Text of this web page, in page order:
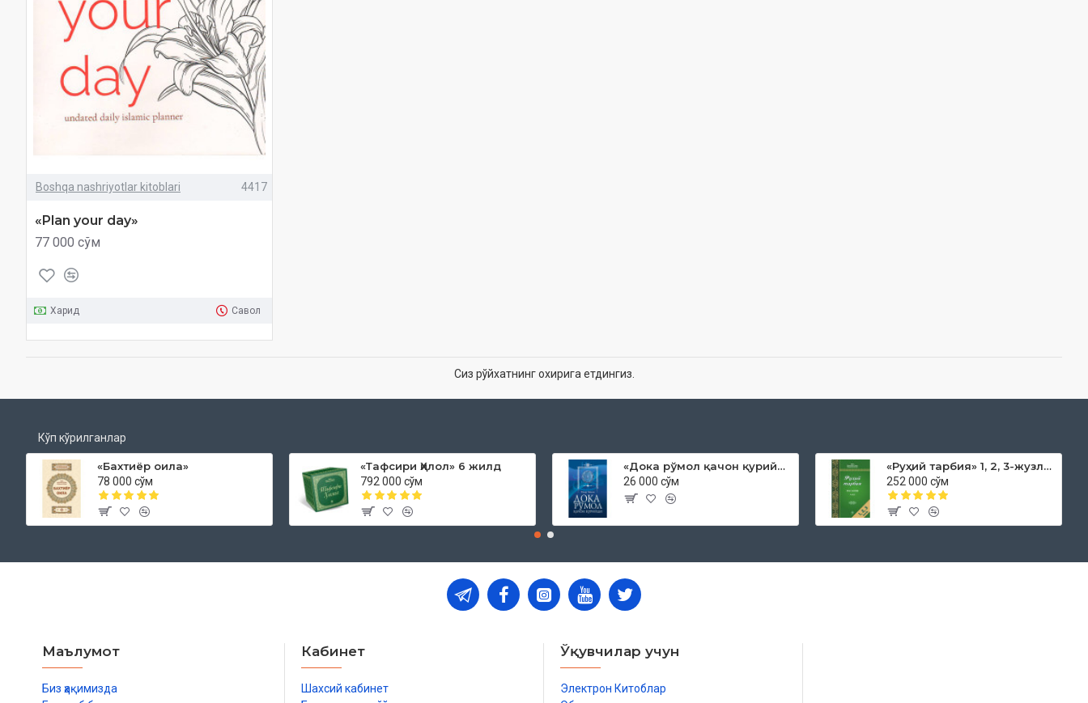
Boshqa nashriyotlar kitoblari 4417
«Plan your day»
77 000 сўм
Харид Савол
Сиз рўйхатнинг охирига етдингиз.
Кўп кўрилганлар
«Бахтиёр оила»
78 000 сўм
«Тафсири Ҳилол» 6 жилд
792 000 сўм
«Дока рўмол қачон қурийди»
26 000 сўм
«Руҳий тарбия» 1, 2, 3-жузлар
252 000 сўм
Маълумот
Биз ҳақимизда
Кабинет
Шахсий кабинет
Ўқувчилар учун
Электрон Китоблар